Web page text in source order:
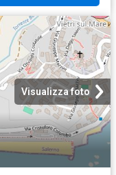
Visualizza foto